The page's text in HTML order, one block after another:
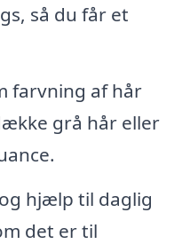
så du får et
farvning af hår
grå hår eller
hjælp til daglig
det er til